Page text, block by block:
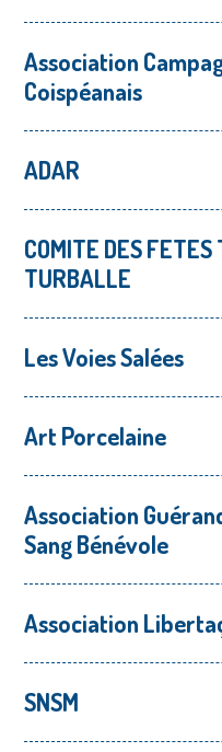
Association
Coispéanais
ADAR
COMITE DES
TURBALLE
Les Voies Salées
Art Porcelaine
Association
Sang Bénévole
Association
SNSM